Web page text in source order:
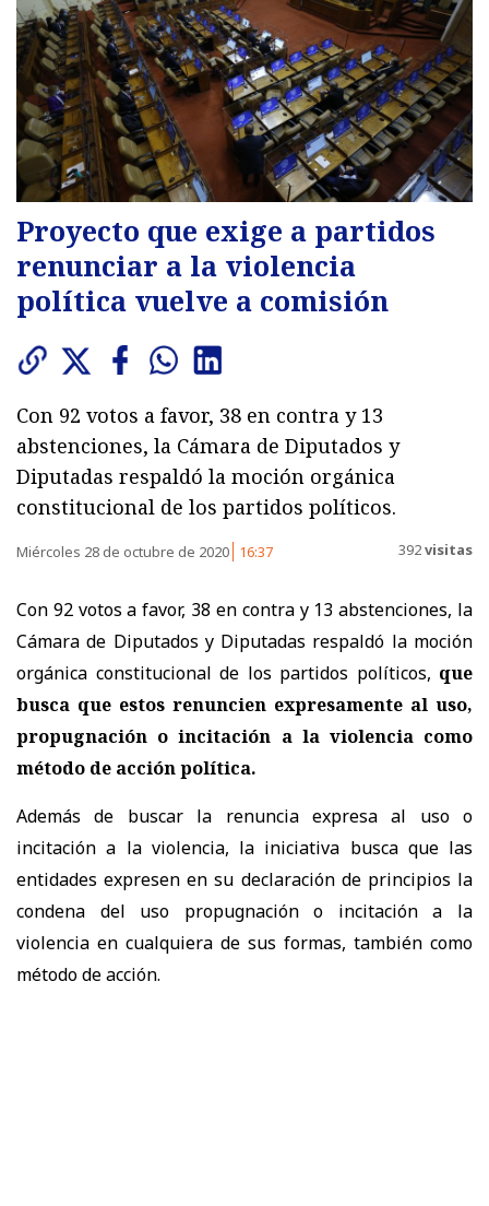
Proyecto que exige a partidos
renunciar a la violencia
política vuelve a comisión
Con 92 votos a favor, 38 en contra y 13
abstenciones, la Cámara de Diputados y
Diputadas respaldó la moción orgánica
constitucional de los partidos políticos.
Miércoles 28 de octubre de 2020 16:37 392visitas
Con 92 votos a favor, 38 en contra y 13 abstenciones, la
Cámara de Diputados y Diputadas respaldó la moción
orgánica constitucional de los partidos políticos, que
busca que estos renuncien expresamente al uso,
propugnación o incitación a la violencia como
método de acción política.
Además de buscar la renuncia expresa al uso o
incitación a la violencia, la iniciativa busca que las
entidades expresen en su declaración de principios la
condena del uso propugnación o incitación a la
violencia en cualquiera de sus formas, también como
método de acción.